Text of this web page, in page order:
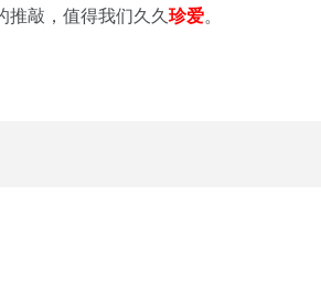
推敲，值得我们久久珍爱。